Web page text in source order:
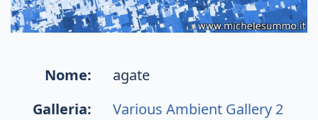
Nome:
agate
Galleria:
Various Ambient Gallery 2